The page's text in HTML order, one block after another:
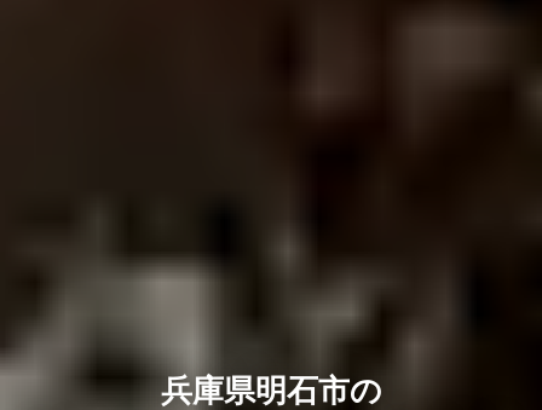
兵庫県明石市の